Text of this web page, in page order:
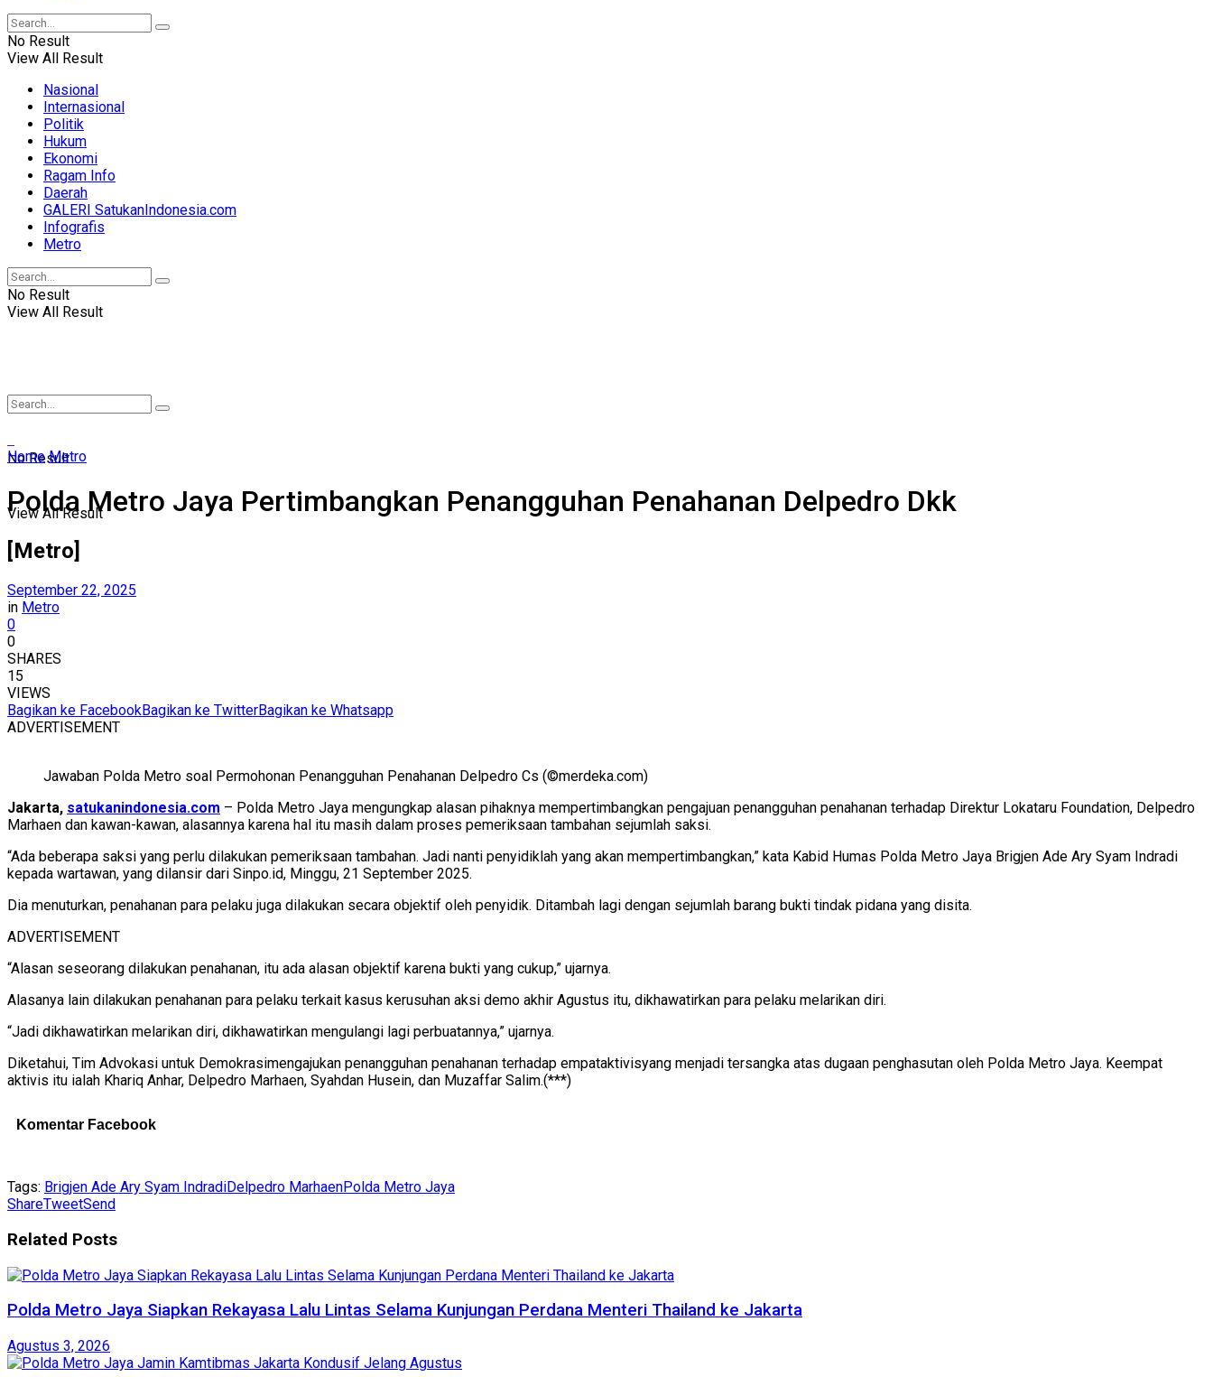
No Result
View All Result
Nasional
Internasional
Politik
Hukum
Ekonomi
Ragam Info
Daerah
GALERI SatukanIndonesia.com
Infografis
Metro
No Result
View All Result
No Result
View All Result
Home Metro
Polda Metro Jaya Pertimbangkan Penangguhan Penahanan Delpedro Dkk
[Metro]
September 22, 2025
in Metro
0
0
SHARES
15
VIEWS
Bagikan ke FacebookBagikan ke TwitterBagikan ke Whatsapp
ADVERTISEMENT
Jawaban Polda Metro soal Permohonan Penangguhan Penahanan Delpedro Cs (©merdeka.com)
Jakarta, satukanindonesia.com – Polda Metro Jaya mengungkap alasan pihaknya mempertimbangkan pengajuan penangguhan penahanan terhadap Direktur Lokataru Foundation, Delpedro
Marhaen dan kawan-kawan, alasannya karena hal itu masih dalam proses pemeriksaan tambahan sejumlah saksi.
“Ada beberapa saksi yang perlu dilakukan pemeriksaan tambahan. Jadi nanti penyidiklah yang akan mempertimbangkan,” kata Kabid Humas Polda Metro Jaya Brigjen Ade Ary Syam Indradi
kepada wartawan, yang dilansir dari Sinpo.id, Minggu, 21 September 2025.
Dia menuturkan, penahanan para pelaku juga dilakukan secara objektif oleh penyidik. Ditambah lagi dengan sejumlah barang bukti tindak pidana yang disita.
ADVERTISEMENT
“Alasan seseorang dilakukan penahanan, itu ada alasan objektif karena bukti yang cukup,” ujarnya.
Alasanya lain dilakukan penahanan para pelaku terkait kasus kerusuhan aksi demo akhir Agustus itu, dikhawatirkan para pelaku melarikan diri.
“Jadi dikhawatirkan melarikan diri, dikhawatirkan mengulangi lagi perbuatannya,” ujarnya.
Diketahui, Tim Advokasi untuk Demokrasimengajukan penangguhan penahanan terhadap empataktivisyang menjadi tersangka atas dugaan penghasutan oleh Polda Metro Jaya. Keempat
aktivis itu ialah Khariq Anhar, Delpedro Marhaen, Syahdan Husein, dan Muzaffar Salim.(***)
Komentar Facebook
Tags: Brigjen Ade Ary Syam IndradiDelpedro MarhaenPolda Metro Jaya
ShareTweetSend
Related Posts
Polda Metro Jaya Siapkan Rekayasa Lalu Lintas Selama Kunjungan Perdana Menteri Thailand ke Jakarta
Agustus 3, 2026